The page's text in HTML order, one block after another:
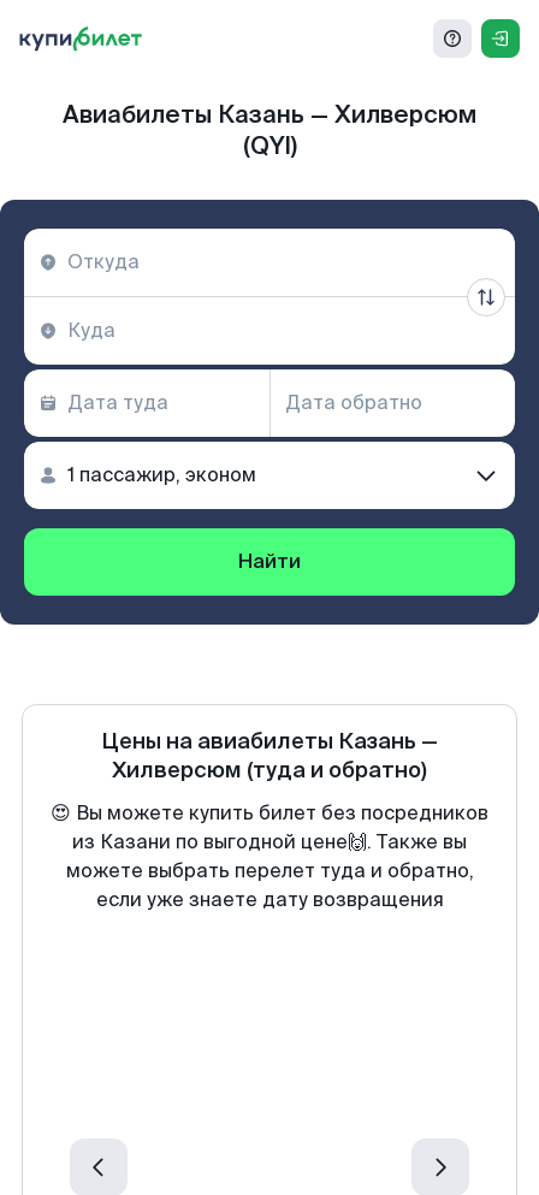
Авиабилеты Казань — Хилверсюм
(QYI)
Найти
Цены на авиабилеты Казань —
Хилверсюм (туда и обратно)
😍 Вы можете купить билет без посредников
из Казани по выгодной цене🙌. Также вы
можете выбрать перелет туда и обратно,
если уже знаете дату возвращения